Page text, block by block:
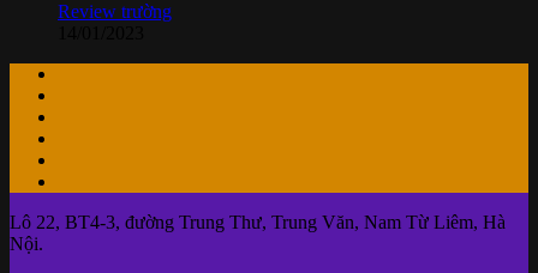
Review trường
Lô 22, BT4-3, đường Trung Thư, Trung Văn, Nam Từ Liêm, Hà
Nội.